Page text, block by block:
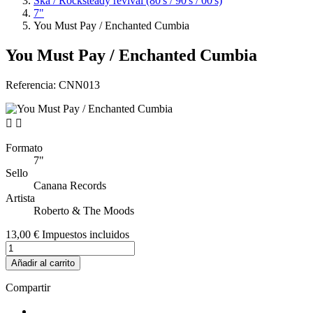
7"
You Must Pay / Enchanted Cumbia
You Must Pay / Enchanted Cumbia
Referencia: CNN013
 
Formato
7"
Sello
Canana Records
Artista
Roberto & The Moods
13,00 € Impuestos incluidos
Añadir al carrito
Compartir